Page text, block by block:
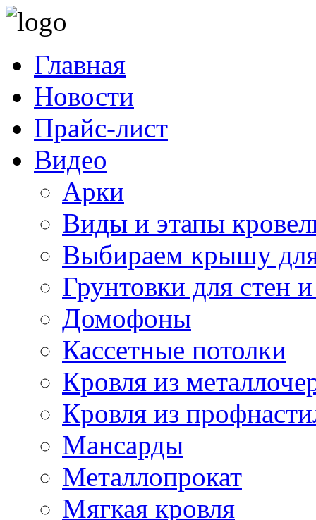
Главная
Новости
Прайс-лист
Видео
Арки
Виды и этапы
Выбираем крышу
Грунтовки для стен
Домофоны
Кассетные потолки
Кровля из
Кровля из
Мансарды
Металлопрокат
Мягкая кровля